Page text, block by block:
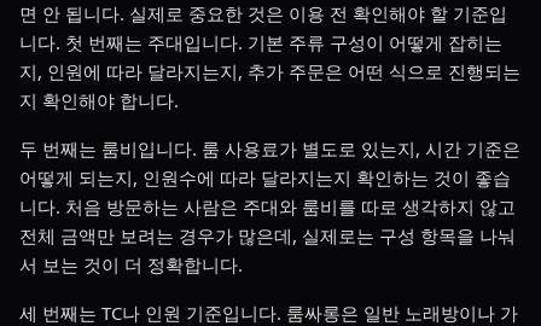
면 안 됩니다. 실제로 중요한 것은 이용 전 확인해야 할 기준입
니다. 첫 번째는 주대입니다. 기본 주류 구성이 어떻게 잡히는
지, 인원에 따라 달라지는지, 추가 주문은 어떤 식으로 진행되는
지 확인해야 합니다.
두 번째는 룸비입니다. 룸 사용료가 별도로 있는지, 시간 기준은
어떻게 되는지, 인원수에 따라 달라지는지 확인하는 것이 좋습
니다. 처음 방문하는 사람은 주대와 룸비를 따로 생각하지 않고
전체 금액만 보려는 경우가 많은데, 실제로는 구성 항목을 나눠
서 보는 것이 더 정확합니다.
세 번째는 TC나 인원 기준입니다. 룸싸롱은 일반 노래방이나 가